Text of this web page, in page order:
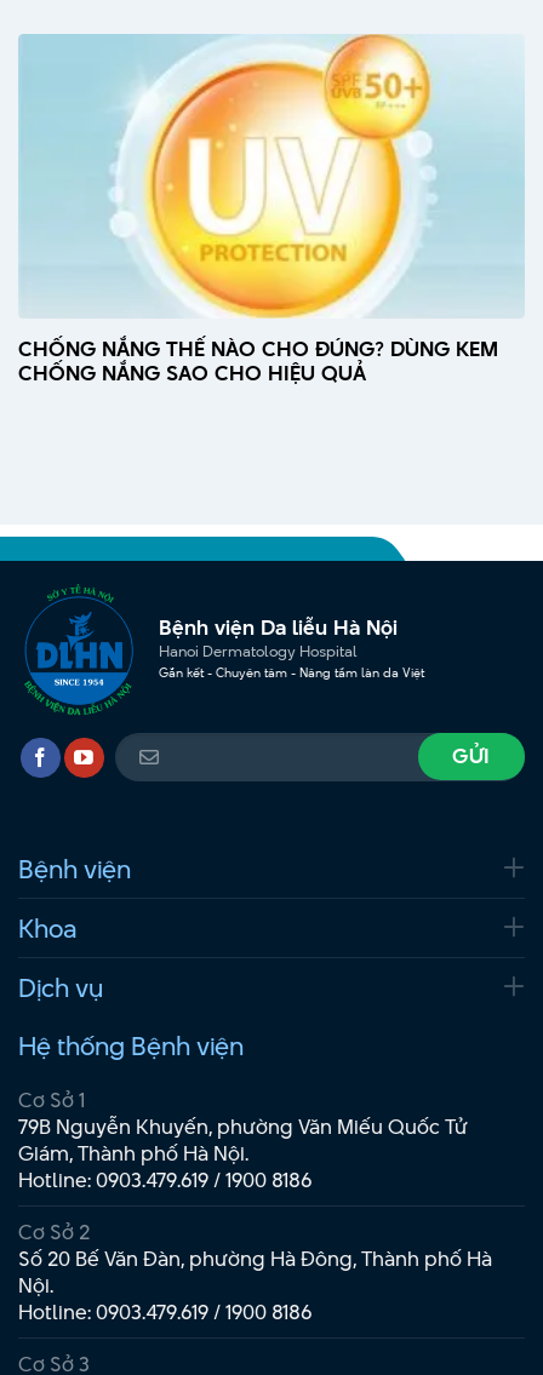
CHỐNG NẮNG THẾ NÀO CHO ĐÚNG? DÙNG KEM
CHỐNG NẮNG SAO CHO HIỆU QUẢ
Bệnh viện Da liễu Hà Nội
Hanoi Dermatology Hospital
Gắn kết - Chuyên tâm - Nâng tầm làn da Việt
Bệnh viện
Khoa
Dịch vụ
Hệ thống Bệnh viện
Cơ Sở 1
79B Nguyễn Khuyến, phường Văn Miếu Quốc Tử
Giám, Thành phố Hà Nội.
Hotline:0903.479.619/1900 8186
Cơ Sở 2
Số 20 Bế Văn Đàn, phường Hà Đông, Thành phố Hà
Nội.
Hotline:0903.479.619/1900 8186
Cơ Sở 3